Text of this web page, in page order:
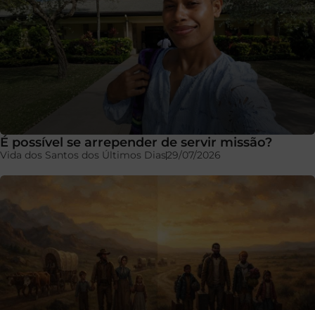
É possível se arrepender de servir missão?
Vida dos Santos dos Últimos Dias29/07/2026